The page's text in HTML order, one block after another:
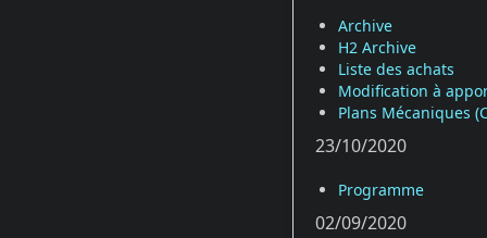
Archive
H2 Archive
Liste des achats
Modification à
Plans Mécaniques
23/10/2020
Programme
02/09/2020